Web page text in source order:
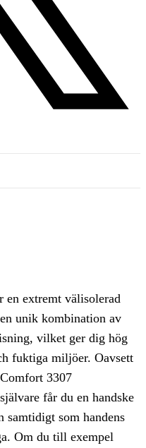
extremt välisolerad
unik kombination av
vilket ger dig hög
fuktiga miljöer. Oavsett
3307
får du en handske
samtidigt som handens
Om du till exempel